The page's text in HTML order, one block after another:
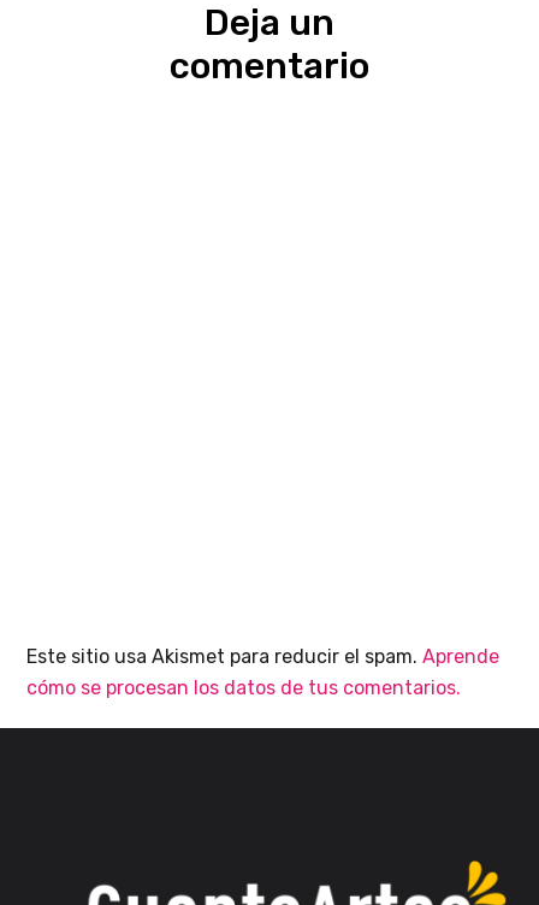
Deja un
comentario
Este sitio usa Akismet para reducir el spam.Aprende
cómo se procesan los datos de tus comentarios.